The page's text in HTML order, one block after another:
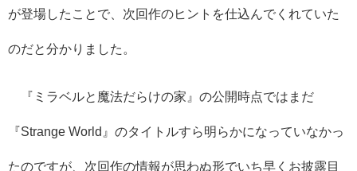
が登場したことで、次回作のヒントを仕込んでくれていた
のだと分かりました。
『ミラベルと魔法だらけの家』の公開時点ではまだ
『Strange World』のタイトルすら明らかになっていなかっ
たのですが、次回作の情報が思わぬ形でいち早くお披露目